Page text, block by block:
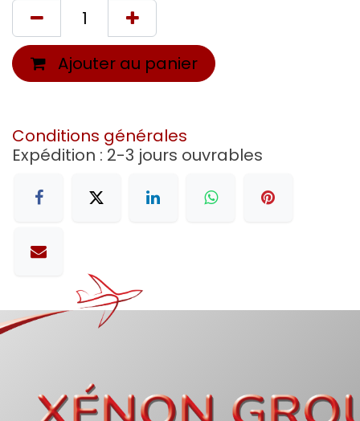
Ajouter au panier
Conditions générales
Expédition : 2-3 jours ouvrables